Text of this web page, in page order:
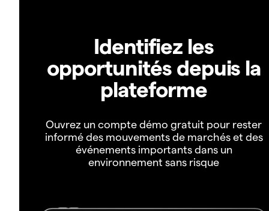
Identifiez les
opportunités depuis la
plateforme
Ouvrez un compte démo gratuit pour rester
informé des mouvements de marchés et des
événements importants dans un
environnement sans risque